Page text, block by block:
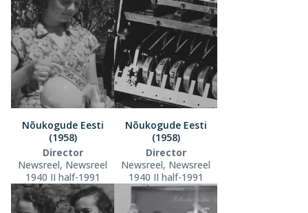
Nõukogude Eesti
(1958)
Director
Newsreel, Newsreel
1940 II half-1991
Nõukogude Eesti
(1958)
Director
Newsreel, Newsreel
1940 II half-1991